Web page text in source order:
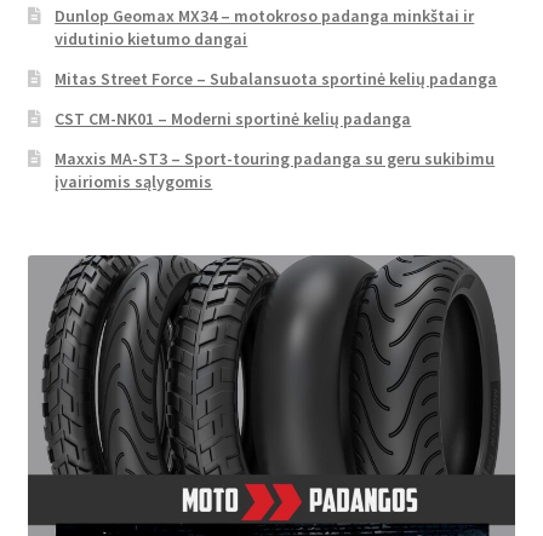
Dunlop Geomax MX34 – motokroso padanga minkštai ir
vidutinio kietumo dangai
Mitas Street Force – Subalansuota sportinė kelių padanga
CST CM-NK01 – Moderni sportinė kelių padanga
Maxxis MA-ST3 – Sport-touring padanga su geru sukibimu
įvairiomis sąlygomis